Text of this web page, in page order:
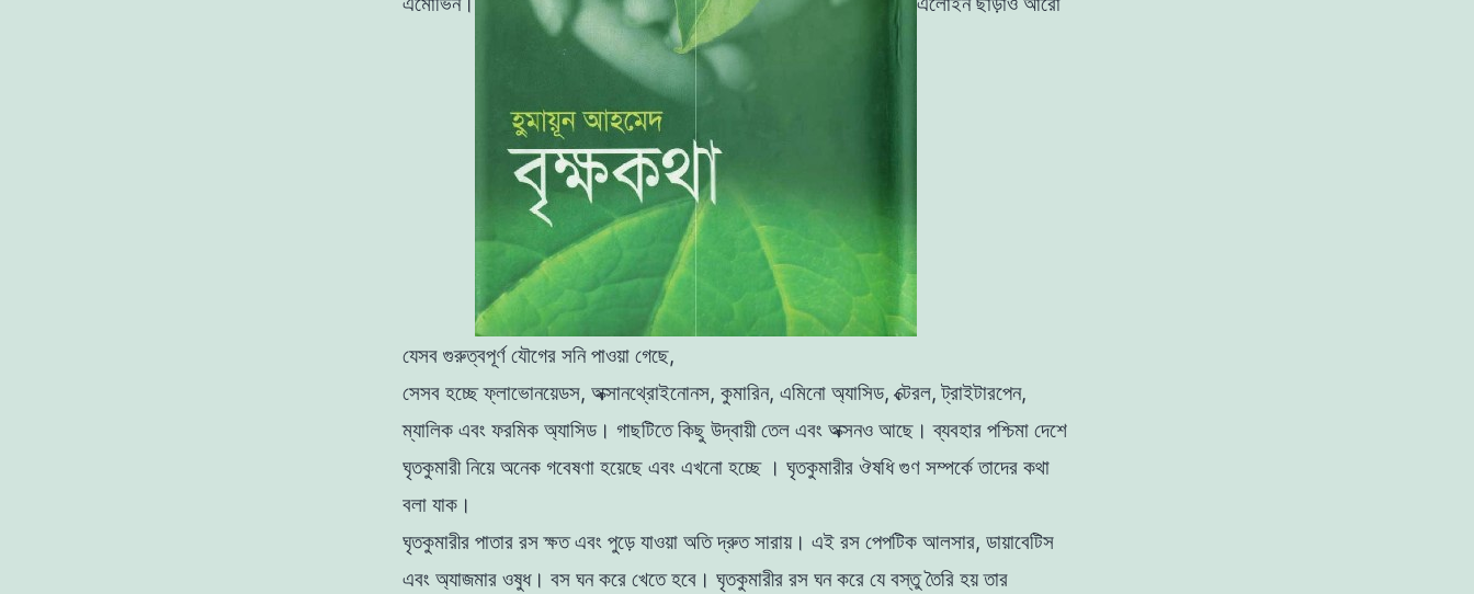
যেসব গুরুত্বপূর্ণযৌগের সনিপাওয়া গেছে,
সেসব হচ্ছেফ্লাভােনয়েডস, অক্সানথ্রোইনােনস, কুমারিন, এমিনাে অ্যাসিড,ক্টেরল,ট্রাইটারপেন,
ম্যালিক এবং ফরমিক অ্যাসিড। গাছটিতেকিছু উদ্বায়ীতেল এবং অক্সনও আছে ।ব্যবহার পশ্চিমা দেশে
ঘৃতকুমারী নিয়ে অনেক গবেষণা হয়েছে এবং এখনাে হচ্ছে । ঘৃতকুমারীর ঔষধি গুণ সম্পর্কেতাদের কথা
বলা যাক ।
ঘৃতকুমারীর পাতার রসক্ষতএবং পুড়ে যাওয়া অতিদ্রুতসারায়। এই রস পেপটিক আলসার, ডায়াবেটিস
এবং অ্যাজমার ওষুধ। বস ঘন করে খেতেহবে । ঘৃতকুমারীর রস ঘনকরে যেবস্তুতৈরি হয়তার